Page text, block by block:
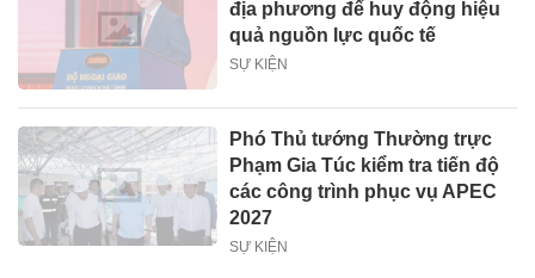
địa phương để huy động hiệu
quả nguồn lực quốc tế
SỰ KIỆN
Phó Thủ tướng Thường trực
Phạm Gia Túc kiểm tra tiến độ
các công trình phục vụ APEC
2027
SỰ KIỆN